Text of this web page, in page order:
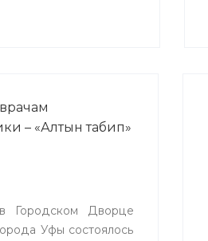
– «Алтын табип»
Городском Дворце
Уфы состоялось